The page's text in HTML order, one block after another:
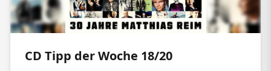
CD Tipp der Woche 18/20